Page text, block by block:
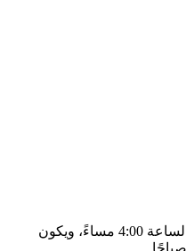
▸ يبدأ تسجيل الوصول إلى الفيلا من الساعة 4:00 مساءً، ويكون